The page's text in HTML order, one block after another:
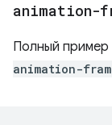
animation-
Полный пример
animation-